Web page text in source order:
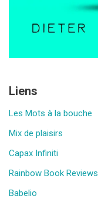
Liens
Les Mots à la bouche
Mix de plaisirs
Capax Infiniti
Rainbow Book Reviews
Babelio